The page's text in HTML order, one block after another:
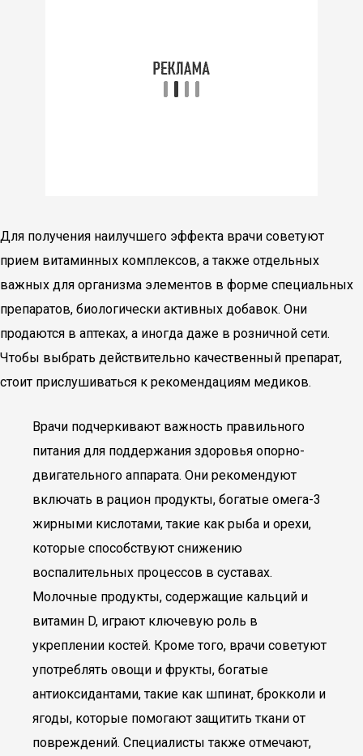
Для получения наилучшего эффекта врачи советуют
прием витаминных комплексов, а также отдельных
важных для организма элементов в форме специальных
препаратов, биологически активных добавок. Они
продаются в аптеках, а иногда даже в розничной сети.
Чтобы выбрать действительно качественный препарат,
стоит прислушиваться к рекомендациям медиков.
Врачи подчеркивают важность правильного
питания для поддержания здоровья опорно-
двигательного аппарата. Они рекомендуют
включать в рацион продукты, богатые омега-3
жирными кислотами, такие как рыба и орехи,
которые способствуют снижению
воспалительных процессов в суставах.
Молочные продукты, содержащие кальций и
витамин D, играют ключевую роль в
укреплении костей. Кроме того, врачи советуют
употреблять овощи и фрукты, богатые
антиоксидантами, такие как шпинат, брокколи и
ягоды, которые помогают защитить ткани от
повреждений. Специалисты также отмечают,